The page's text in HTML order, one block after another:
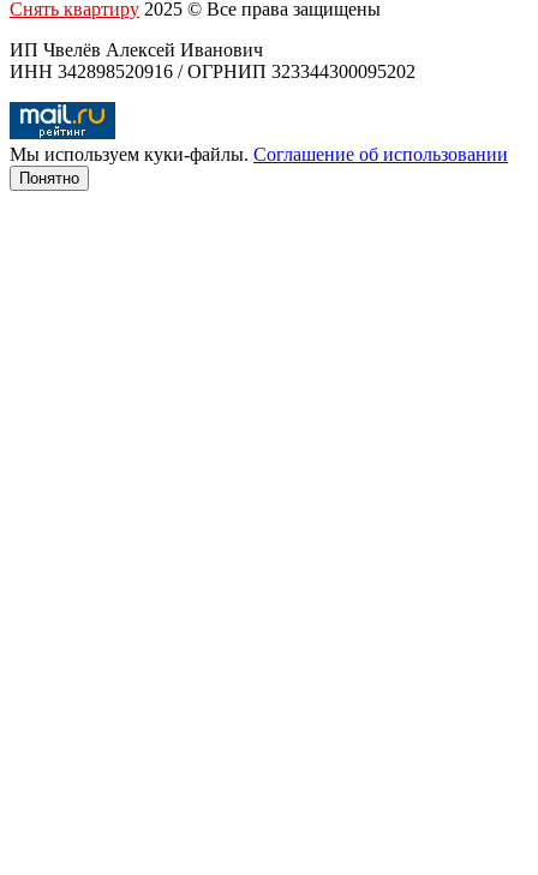
Снять квартиру 2025 © Все права защищены
ИП Чвелёв Алексей Иванович
ИНН 342898520916 / ОГРНИП 323344300095202
Мы используем куки-файлы. Соглашение об использовании
Понятно